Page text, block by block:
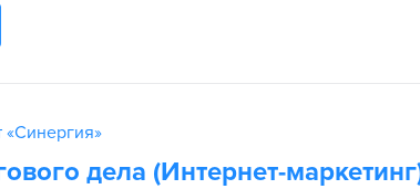
«Синергия»
дела (Интернет-